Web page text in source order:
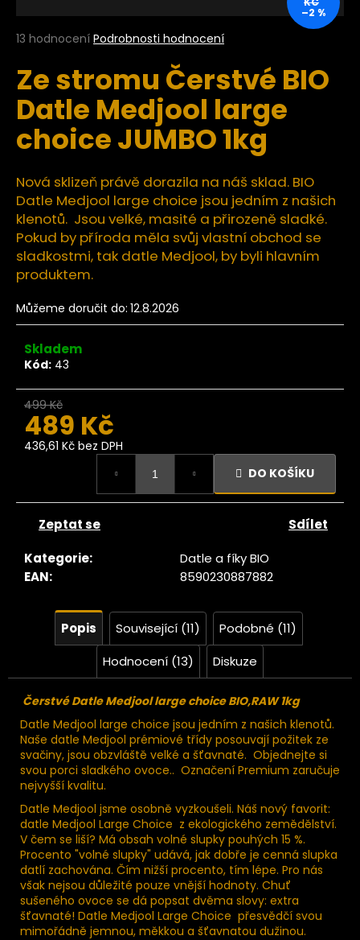
Průměrné
produktu
je
5,0
5
hvězdiček.
13 hodnocení Podrobnosti hodnocení
Ze stromu Čerstvé BIO
Datle Medjool large
choice JUMBO 1kg
Nová sklizeň právě dorazila na náš sklad. BIO
Datle Medjool large choice jsou jedním z našich
klenotů. Jsou velké, masité a přirozeně sladké.
Pokud by příroda měla svůj vlastní obchod se
sladkostmi, tak datle Medjool, by byli hlavním
produktem.
Můžeme doručit do: 12.8.2026
Skladem
Kód: 43
499 Kč
489 Kč
436,61 Kč bez DPH
DO KOŠÍKU
Kategorie:
Datle a fíky BIO
EAN: 8590230887882
Zeptat se Sdílet
–2 %
Popis Související (11)
Podobné (11)
Hodnocení (13)
Diskuze
Čerstvé Datle Medjool large choice BIO,RAW 1kg
Datle Medjool large choice jsou jedním z našich klenotů.
Naše datle Medjool prémiové třídy posouvají požitek ze
svačiny, jsou obzvláště velké a šťavnaté. Objednejte si
svou porci sladkého ovoce.. Označení Premium zaručuje
nejvyšší kvalitu.
Datle Medjool jsme osobně vyzkoušeli. Náš nový favorit:
datle Medjool Large Choice z ekologického zemědělství.
V čem se liší? Má obsah volné slupky pouhých 15 %.
Procento "volné slupky" udává, jak dobře je cenná slupka
datlí zachována. Čím nižší procento, tím lépe. Pro nás
však nejsou důležité pouze vnější hodnoty. Chuť
sušeného ovoce se dá popsat dvěma slovy: extra
šťavnaté! Datle Medjool Large Choice přesvědčí svou
mimořádně jemnou, měkkou a šťavnatou dužinou.
a
j
t
?
HLEDAT
D
o
o
r
u
č
m
e
Ze